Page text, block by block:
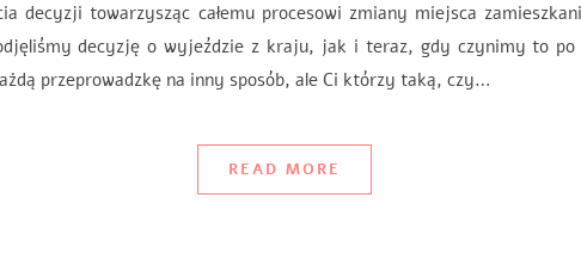
decyzji towarzysząc całemu procesowi zmiany miejsca
decyzję o wyjeździe z kraju, jak i teraz, gdy czynimy to po
przeprowadzkę na inny sposób, ale Ci którzy taką, czy…
READ MORE